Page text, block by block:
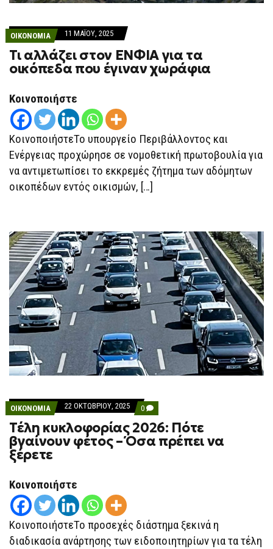
ΟΙΚΟΝΟΜΙΑ 11 ΜΑΪ́ΟΥ, 2025
Τι αλλάζει στον ΕΝΦΙΑ για τα
οικόπεδα που έγιναν χωράφια
Κοινοποιήστε
ΚοινοποιήστεΤο υπουργείο Περιβάλλοντος και
Ενέργειας προχώρησε σε νομοθετική πρωτοβουλία για
να αντιμετωπίσει το εκκρεμές ζήτημα των αδόμητων
οικοπέδων εντός οικισμών, […]
ΟΙΚΟΝΟΜΙΑ 22 ΟΚΤΩΒΡΊΟΥ, 2025 0 COMMENTS
ON
ΤΈΛΗ
ΚΥΚΛΟΦΟΡΊΑΣ
2026:
ΞΈΡΕΤΕ
Τέλη κυκλοφορίας 2026: Πότε
βγαίνουν φέτος – Όσα πρέπει να
ξέρετε
Κοινοποιήστε
ΚοινοποιήστεΤο προσεχές διάστημα ξεκινά η
διαδικασία ανάρτησης των ειδοποιητηρίων για τα τέλη